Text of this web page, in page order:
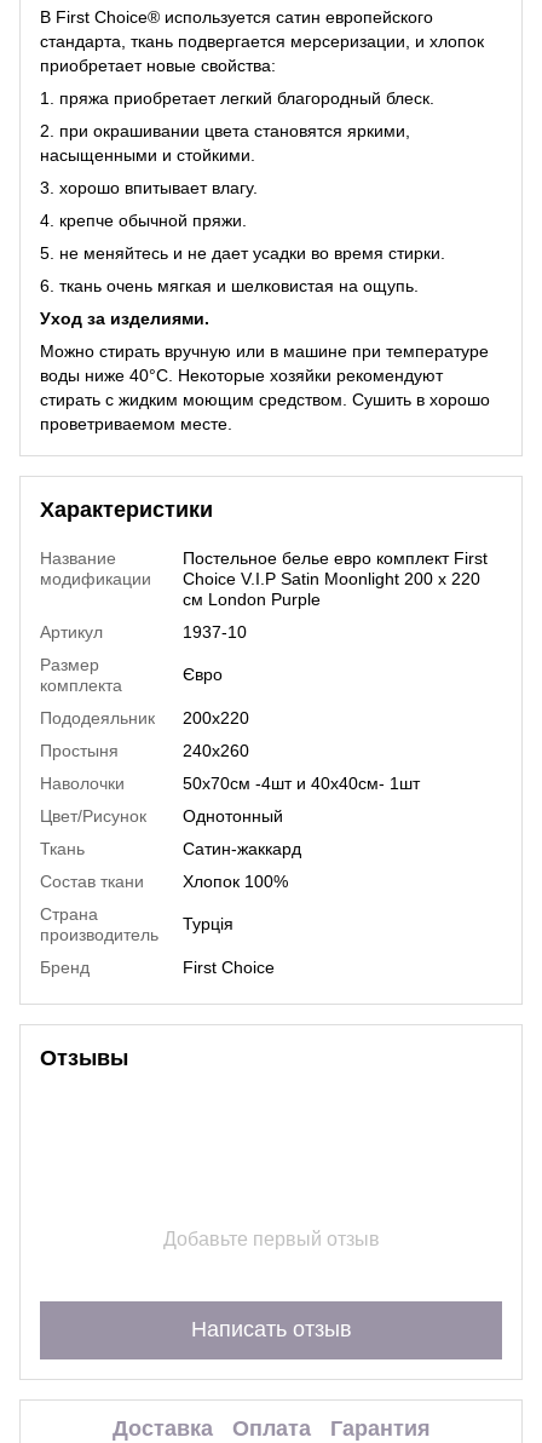
В First Choice® используется сатин европейского
стандарта, ткань подвергается мерсеризации, и хлопок
приобретает новые свойства:
1. пряжа приобретает легкий благородный блеск.
2. при окрашивании цвета становятся яркими,
насыщенными и стойкими.
3. хорошо впитывает влагу.
4. крепче обычной пряжи.
5. не меняйтесь и не дает усадки во время стирки.
6. ткань очень мягкая и шелковистая на ощупь.
Уход за изделиями.
Можно стирать вручную или в машине при температуре
воды ниже 40°C. Некоторые хозяйки рекомендуют
стирать с жидким моющим средством. Сушить в хорошо
проветриваемом месте.
Характеристики
Название
модификации
Постельное белье евро комплект First
Choice V.I.P Satin Moonlight 200 х 220
см London Purple
Артикул
1937-10
Размер
комплекта
Євро
Пододеяльник
200х220
Простыня
240х260
Наволочки
50х70см -4шт и 40х40см- 1шт
Цвет/Рисунок
Однотонный
Ткань
Сатин-жаккард
Состав ткани
Хлопок 100%
Страна
производитель
Турція
Бренд First Choice
Отзывы
Добавьте первый отзыв
Написать отзыв
Доставка Оплата Гарантия